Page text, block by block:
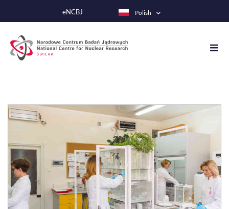
do
eNCBJ Polish